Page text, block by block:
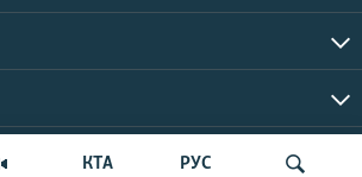
КТА РУС
© Крим.Реалії, 2026 | Усі права застережено.